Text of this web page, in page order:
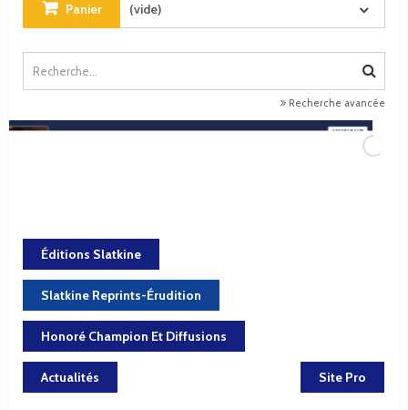
Panier (vide)
Recherche avancée
Éditions Slatkine
Slatkine Reprints-Érudition
Honoré Champion Et Diffusions
Actualités Site Pro